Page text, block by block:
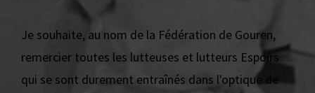
Je souhaite, au nom de la Fédération de Gouren,
remercier toutes les lutteuses et lutteurs Espoirs
qui se sont durement entraînés dans l'optique de